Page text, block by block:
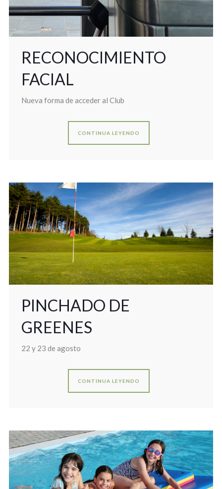
RECONOCIMIENTO
FACIAL
Nueva forma de acceder al Club
CONTINUA LEYENDO
PINCHADO DE
GREENES
22 y 23 de agosto
CONTINUA LEYENDO